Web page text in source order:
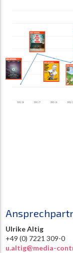
Ulrike Altig
+49 (0) 7221
u.altig@media-